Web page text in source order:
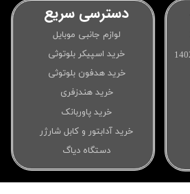
دسترسی سریع
لوازم جانبی موبایل
خرید اسپیکر بلوتوثی
خرید هدفون بلوتوثی
خرید هندزفری
خرید پاوربانک
خرید آدابتور و کابل شارژر
دستگاه دیاگ